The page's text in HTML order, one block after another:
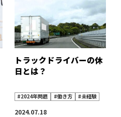
トラックドライバーの休
日とは？
#2024年問題 #働き方 #未経験
2024.07.18